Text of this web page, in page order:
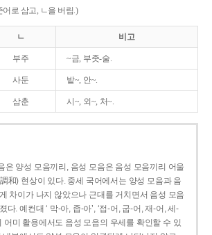
로 삼고, ㄴ을 버림.)
ㄴ 비고
부주 ~금, 부좃-술.
사둔 밭~, 안~.
삼춘 시~, 외~, 처~.
은 양성 모음끼리, 음성 모음은 음성 모음끼리 어울
和) 현상이 있다. 중세 국어에서는 양성 모음과 음
차이가 나지 않았으나 근대를 거치면서 음성 모음
다. 예컨대 ‘ 막-아, 좁-아’, ‘접-어, 굽-어, 재-어, 세-
어미 활용에서도 음성 모음의 우세를 확인할 수 있